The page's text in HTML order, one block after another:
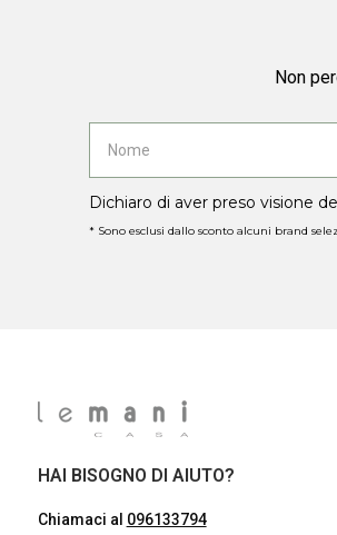
Non
Dichiaro di aver preso visione
* Sono esclusi dallo sconto alcuni brand
HAI BISOGNO DI AIUTO?
Chiamaci al 096133794